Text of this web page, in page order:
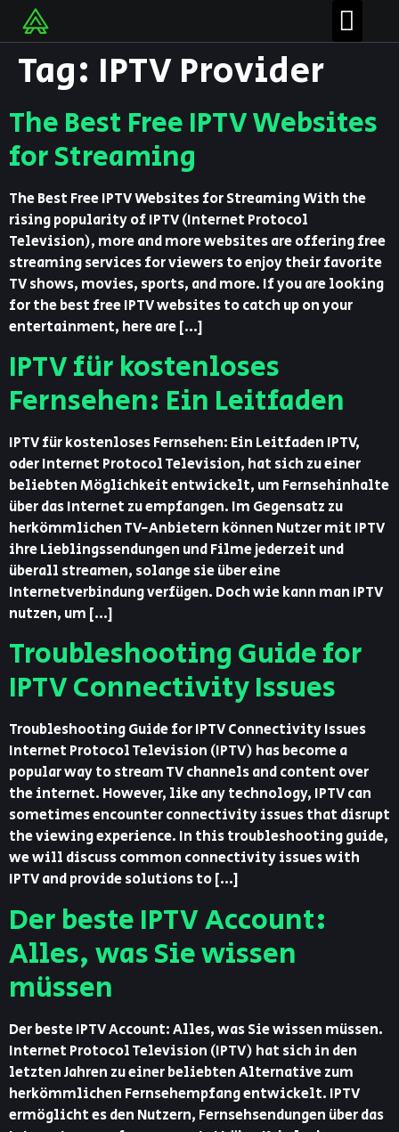
Tag: IPTV Provider
The Best Free IPTV Websites
for Streaming
The Best Free IPTV Websites for Streaming With the
rising popularity of IPTV (Internet Protocol
Television), more and more websites are offering free
streaming services for viewers to enjoy their favorite
TV shows, movies, sports, and more. If you are looking
for the best free IPTV websites to catch up on your
entertainment, here are […]
IPTV für kostenloses
Fernsehen: Ein Leitfaden
IPTV für kostenloses Fernsehen: Ein Leitfaden IPTV,
oder Internet Protocol Television, hat sich zu einer
beliebten Möglichkeit entwickelt, um Fernsehinhalte
über das Internet zu empfangen. Im Gegensatz zu
herkömmlichen TV-Anbietern können Nutzer mit IPTV
ihre Lieblingssendungen und Filme jederzeit und
überall streamen, solange sie über eine
Internetverbindung verfügen. Doch wie kann man IPTV
nutzen, um […]
Troubleshooting Guide for
IPTV Connectivity Issues
Troubleshooting Guide for IPTV Connectivity Issues
Internet Protocol Television (IPTV) has become a
popular way to stream TV channels and content over
the internet. However, like any technology, IPTV can
sometimes encounter connectivity issues that disrupt
the viewing experience. In this troubleshooting guide,
we will discuss common connectivity issues with
IPTV and provide solutions to […]
Der beste IPTV Account:
Alles, was Sie wissen
müssen
Der beste IPTV Account: Alles, was Sie wissen müssen.
Internet Protocol Television (IPTV) hat sich in den
letzten Jahren zu einer beliebten Alternative zum
herkömmlichen Fernsehempfang entwickelt. IPTV
ermöglicht es den Nutzern, Fernsehsendungen über das